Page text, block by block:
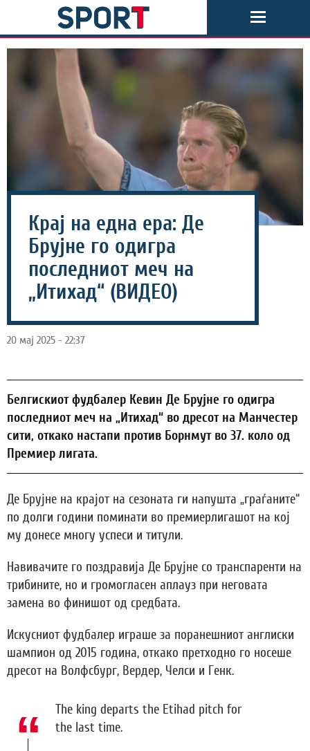
Крај на една ера: Де
Брујне го одигра
последниот меч на
„Итихад“ (ВИДЕО)
20 мај 2025 - 22:37
Белгискиот фудбалер Кевин Де Брујне го одигра
последниот меч на „Итихад“ во дресот на Манчестер
сити, откако настапи против Борнмут во 37. коло од
Премиер лигата.
Де Брујне на крајот на сезоната ги напушта „граѓаните“
по долги години поминати во премиерлигашот на кој
му донесе многу успеси и титули.
Навивачите го поздравија Де Брујне со транспаренти на
трибините, но и громогласен аплауз при неговата
замена во финишот од средбата.
Искусниот фудбалер играше за поранешниот англиски
шампион од 2015 година, откако претходно го носеше
дресот на Волфсбург, Вердер, Челси и Генк.
The king departs the Etihad pitch for
the last time.